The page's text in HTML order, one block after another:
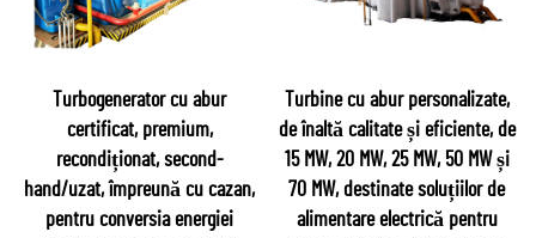
Turbogenerator cu abur
certificat, premium,
recondiționat, second-
hand/uzat, împreună cu cazan,
pentru conversia energiei
Turbine cu abur personalizate,
de înaltă calitate și eficiente, de
15 MW, 20 MW, 25 MW, 50 MW și
70 MW, destinate soluțiilor de
alimentare electrică pentru